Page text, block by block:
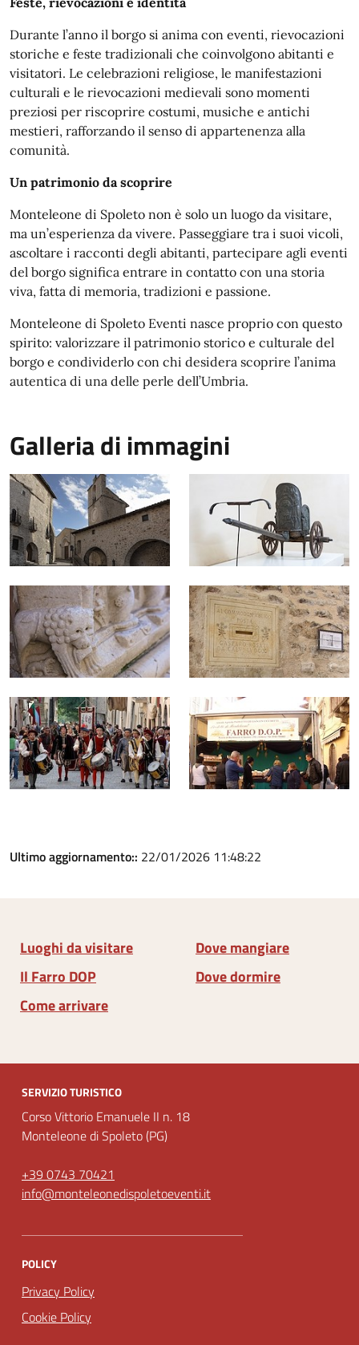
Durante l’anno il borgo si anima con eventi, rievocazioni
storiche e feste tradizionali che coinvolgono abitanti e
visitatori. Le celebrazioni religiose, le manifestazioni
culturali e le rievocazioni medievali sono momenti
preziosi per riscoprire costumi, musiche e antichi
mestieri, rafforzando il senso di appartenenza alla
comunità.
Un patrimonio da scoprire
Monteleone di Spoleto non è solo un luogo da visitare,
ma un’esperienza da vivere. Passeggiare tra i suoi vicoli,
ascoltare i racconti degli abitanti, partecipare agli eventi
del borgo significa entrare in contatto con una storia
viva, fatta di memoria, tradizioni e passione.
Monteleone di Spoleto Eventi nasce proprio con questo
spirito: valorizzare il patrimonio storico e culturale del
borgo e condividerlo con chi desidera scoprire l’anima
autentica di una delle perle dell’Umbria.
Galleria di immagini
Ultimo aggiornamento:: 22/01/2026 11:48:22
Luoghi da visitare
Il Farro DOP
Come arrivare
Dove mangiare
Dove dormire
SERVIZIO TURISTICO
Corso Vittorio Emanuele II n. 18
Monteleone di Spoleto (PG)
+39 0743 70421
info@monteleonedispoletoeventi.it
POLICY
Privacy Policy
Cookie Policy